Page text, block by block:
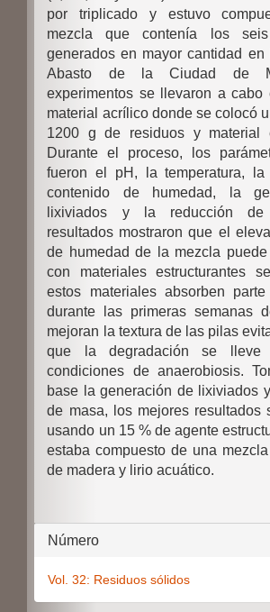
por triplicado y estuvo
mezcla que contenía los seis
generados en mayor cantidad
Abasto de la Ciudad de
experimentos se llevaron a cabo
material acrílico donde se colocó
1200 g de residuos y material
Durante el proceso, los
fueron el pH, la temperatura, la
contenido de humedad, la
lixiviados y la reducción
resultados mostraron que el
de humedad de la mezcla
con materiales estructurantes
estos materiales absorben
durante las primeras semanas
mejoran la textura de las pilas
que la degradación se
condiciones de anaerobiosis.
base la generación de lixiviados
de masa, los mejores resultados
usando un 15 % de agente
estaba compuesto de una
de madera y lirio acuático.
Detalles
artículo
Número
Vol. 32: Residuos sólidos